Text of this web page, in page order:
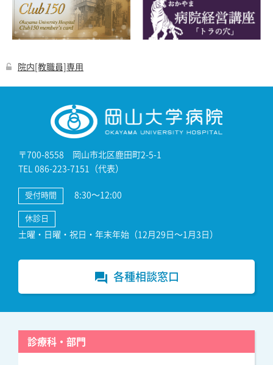
院内[教職員]専用
〒700-8558 岡山市北区鹿田町2-5-1
TEL 086-223-7151（代表）
受付時間 8:30～12:00
休診日
土曜・日曜・祝日・年末年始（12月29日～1月3日）
forum 各種相談窓口
診療科・部門